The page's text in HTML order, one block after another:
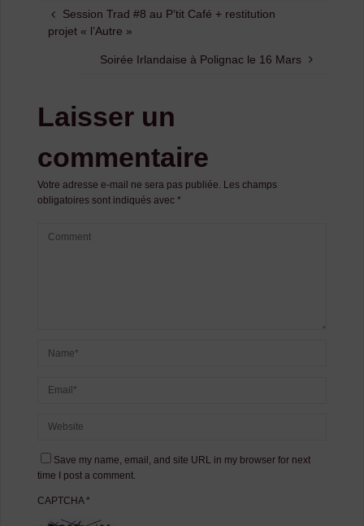
Session Trad #8 au P’tit Café + restitution
projet « l’Autre »
Soirée Irlandaise à Polignac le 16 Mars
Laisser un
commentaire
Votre adresse e-mail ne sera pas publiée. Les champs
obligatoires sont indiqués avec *
Save my name, email, and site URL in my browser for next
time I post a comment.
CAPTCHA*